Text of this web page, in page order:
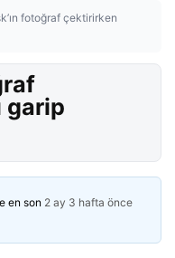
fotoğraf çektirirken
garip
en son 2 ay 3 hafta önce